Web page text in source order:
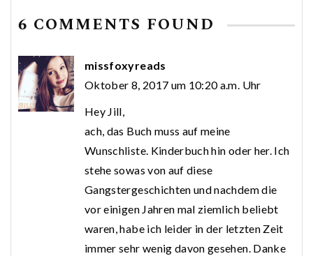
6 COMMENTS FOUND
missfoxyreads
Oktober 8, 2017 um 10:20 a.m. Uhr
Hey Jill,
ach, das Buch muss auf meine
Wunschliste. Kinderbuch hin oder her. Ich
stehe sowas von auf diese
Gangstergeschichten und nachdem die
vor einigen Jahren mal ziemlich beliebt
waren, habe ich leider in der letzten Zeit
immer sehr wenig davon gesehen. Danke